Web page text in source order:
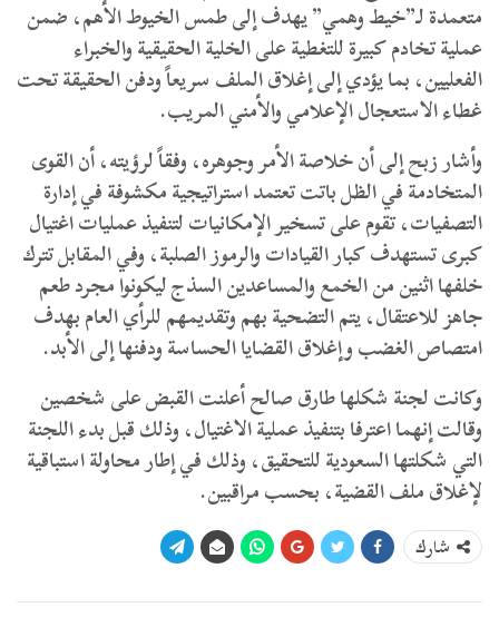
متعمدة لـ”خيط وهمي” يهدف إلى طمس الخيوط الأهم، ضمن
عملية تخادم كبيرة للتغطية على الخلية الحقيقية والخبراء
الفعليين، بما يؤدي إلى إغلاق الملف سريعاً ودفن الحقيقة تحت
غطاء الاستعجال الإعلامي والأمني المريب.
وأشار زبح إلى أن خلاصة الأمر وجوهره، وفقاً لرؤيته، أن القوى
المتخادمة في الظل باتت تعتمد استراتيجية مكشوفة في إدارة
التصفيات، تقوم على تسخير الإمكانيات لتنفيذ عمليات اغتيال
كبرى تستهدف كبار القيادات والرموز الصلبة، وفي المقابل تترك
خلفها اثنين من الخمع والمساعدين السذج ليكونوا مجرد طعم
جاهز للاعتقال، يتم التضحية بهم وتقديمهم للرأي العام بهدف
امتصاص الغضب وإغلاق القضايا الحساسة ودفنها إلى الأبد.
وكانت لجنة شكلها طارق صالح أعلنت القبض على شخصين
وقالت إنهما اعترفا بتنفيذ عملية الاغتيال، وذلك قبل بدء اللجنة
التي شكلتها السعودية للتحقيق، وذلك في إطار محاولة استباقية
لإغلاق ملف القضية، بحسب مراقبين.
شارك